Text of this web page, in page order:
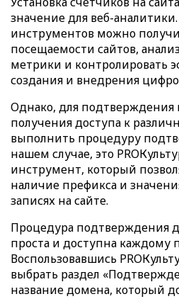
значение для веб-
инструментов можно
посещаемости сайтов,
метрики и контролировать
создания и внедрения
Однако, для подтверждения
получения доступа к
выполнить процедуру
нашем случае, это
инструмент, который
наличие префикса и
записях на сайте.
Процедура подтверждения
проста и доступна каждому
Воспользовавшись
выбрать раздел
название домена, который